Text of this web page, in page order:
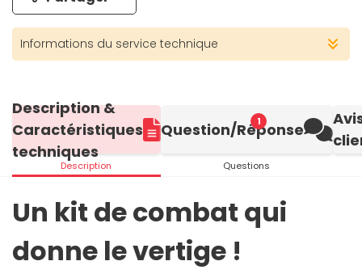
Informations du service technique
Description &
Caractéristiques
techniques
Description
1
Question/Réponse
Questions
Un kit de combat qui
donne le vertige !